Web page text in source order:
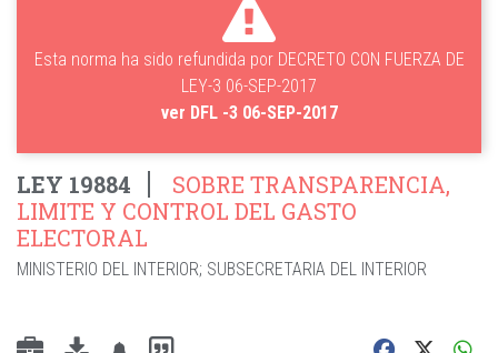
Esta norma ha sido refundida por DECRETO CON FUERZA DE
LEY-3 06-SEP-2017
ver DFL -3 06-SEP-2017
LEY 19884
SOBRE TRANSPARENCIA,
LIMITE Y CONTROL DEL GASTO
ELECTORAL
MINISTERIO DEL INTERIOR; SUBSECRETARIA DEL INTERIOR